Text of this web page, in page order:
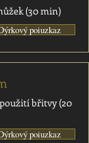
(30 min)
poiuzkaz
břitvy (20
poiuzkaz